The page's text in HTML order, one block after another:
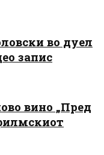
во дуел
запис
вино „Пред